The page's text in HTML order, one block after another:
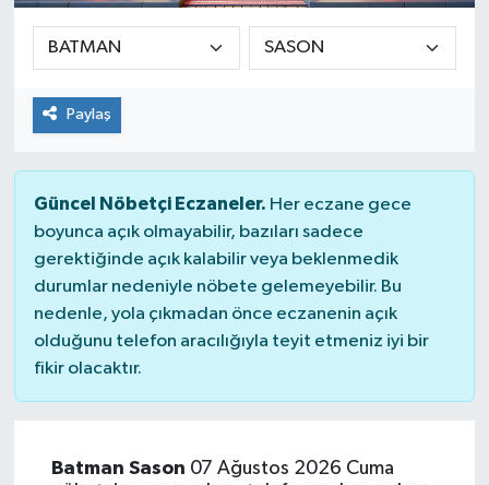
Paylaş
Güncel Nöbetçi Eczaneler. Her eczane gece
boyunca açık olmayabilir, bazıları sadece
gerektiğinde açık kalabilir veya beklenmedik
durumlar nedeniyle nöbete gelemeyebilir. Bu
nedenle, yola çıkmadan önce eczanenin açık
olduğunu telefon aracılığıyla teyit etmeniz iyi bir
fikir olacaktır.
Batman Sason 07 Ağustos 2026 Cuma